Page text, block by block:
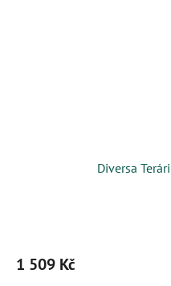
Diversa
1 509 Kč